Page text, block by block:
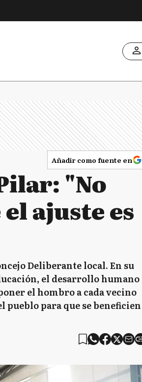
Añadir como fuente en
"No
ajuste es
Deliberante local. En su
el desarrollo humano
el hombro a cada vecino
pueblo para que se beneficien